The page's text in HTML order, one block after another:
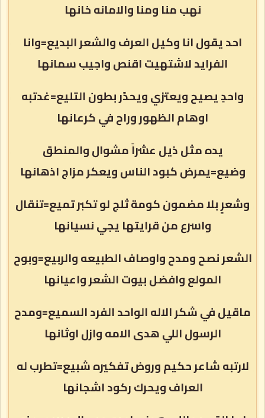
نهب منا ومنا والامانه خانها
احد يقول انا وكيل العرف والشعر البديع=وانا
الفرايد لاشتهيت اقنص واجيب سمانها
واحدٍ يصيح ويعتزي ويحدّر بطون التليع=غدتبه
اوهام الظهور وراح في كرعانها
يده مثل ذيل عشراً مشوال والمنطق
وضيع=يمرض كبود الناس ويعكر مزاج اذهانها
وشعرٍ بلا مضمون كومة ثلج لو تكبر تميع=تنقال
واسرع من قرايتها يجي نسيانها
الشعر نصح ومدح واوصاف الطبيعه والربيع=وبوح
المولع وافضل بيوت الشعر واعيانها
ماقيل في شكر الاله الواحد الفرد السميع=ومدح
الرسول اللي هدى الامه وازل اوثانها
لارتبه شاعر حكيم وروض تفكيره شبيع=تطرب له
العراف ويحرك ركود اشجانها